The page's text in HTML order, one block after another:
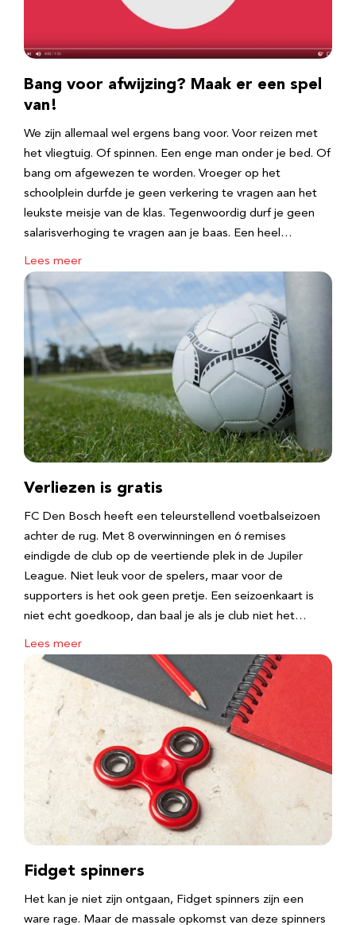
Bang voor afwijzing? Maak er een spel
van!
We zijn allemaal wel ergens bang voor. Voor reizen met
het vliegtuig. Of spinnen. Een enge man onder je bed. Of
bang om afgewezen te worden. Vroeger op het
schoolplein durfde je geen verkering te vragen aan het
leukste meisje van de klas. Tegenwoordig durf je geen
salarisverhoging te vragen aan je baas. Een heel…
Lees meer
Verliezen is gratis
FC Den Bosch heeft een teleurstellend voetbalseizoen
achter de rug. Met 8 overwinningen en 6 remises
eindigde de club op de veertiende plek in de Jupiler
League. Niet leuk voor de spelers, maar voor de
supporters is het ook geen pretje. Een seizoenkaart is
niet echt goedkoop, dan baal je als je club niet het…
Lees meer
Fidget spinners
Het kan je niet zijn ontgaan, Fidget spinners zijn een
ware rage. Maar de massale opkomst van deze spinners